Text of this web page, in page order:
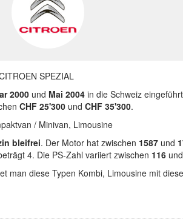
SPEZIAL
2000 und Mai 2004 in die Schweiz
CHF 25'300 und CHF 35'300.
/ Minivan, Limousine
bleifrei. Der Motor hat zwischen 1587 und
4. Die PS-Zahl variiert zwischen 116 und
man diese Typen Kombi, Limousine mit